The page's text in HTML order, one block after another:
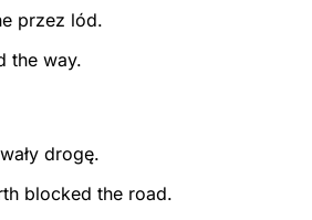
przez lód.
the way.
drogę.
blocked the road.